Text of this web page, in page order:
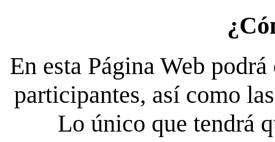
En esta Página Web
participantes, así como
Lo único que tendrá